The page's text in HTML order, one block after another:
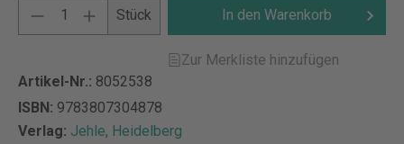
Stück In den Warenkorb
Zur Merkliste hinzufügen
Artikel-Nr.: 8052538
ISBN: 9783807304878
Verlag: Jehle, Heidelberg